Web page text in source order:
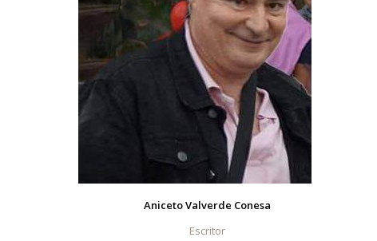
Aniceto Valverde Conesa
Escritor